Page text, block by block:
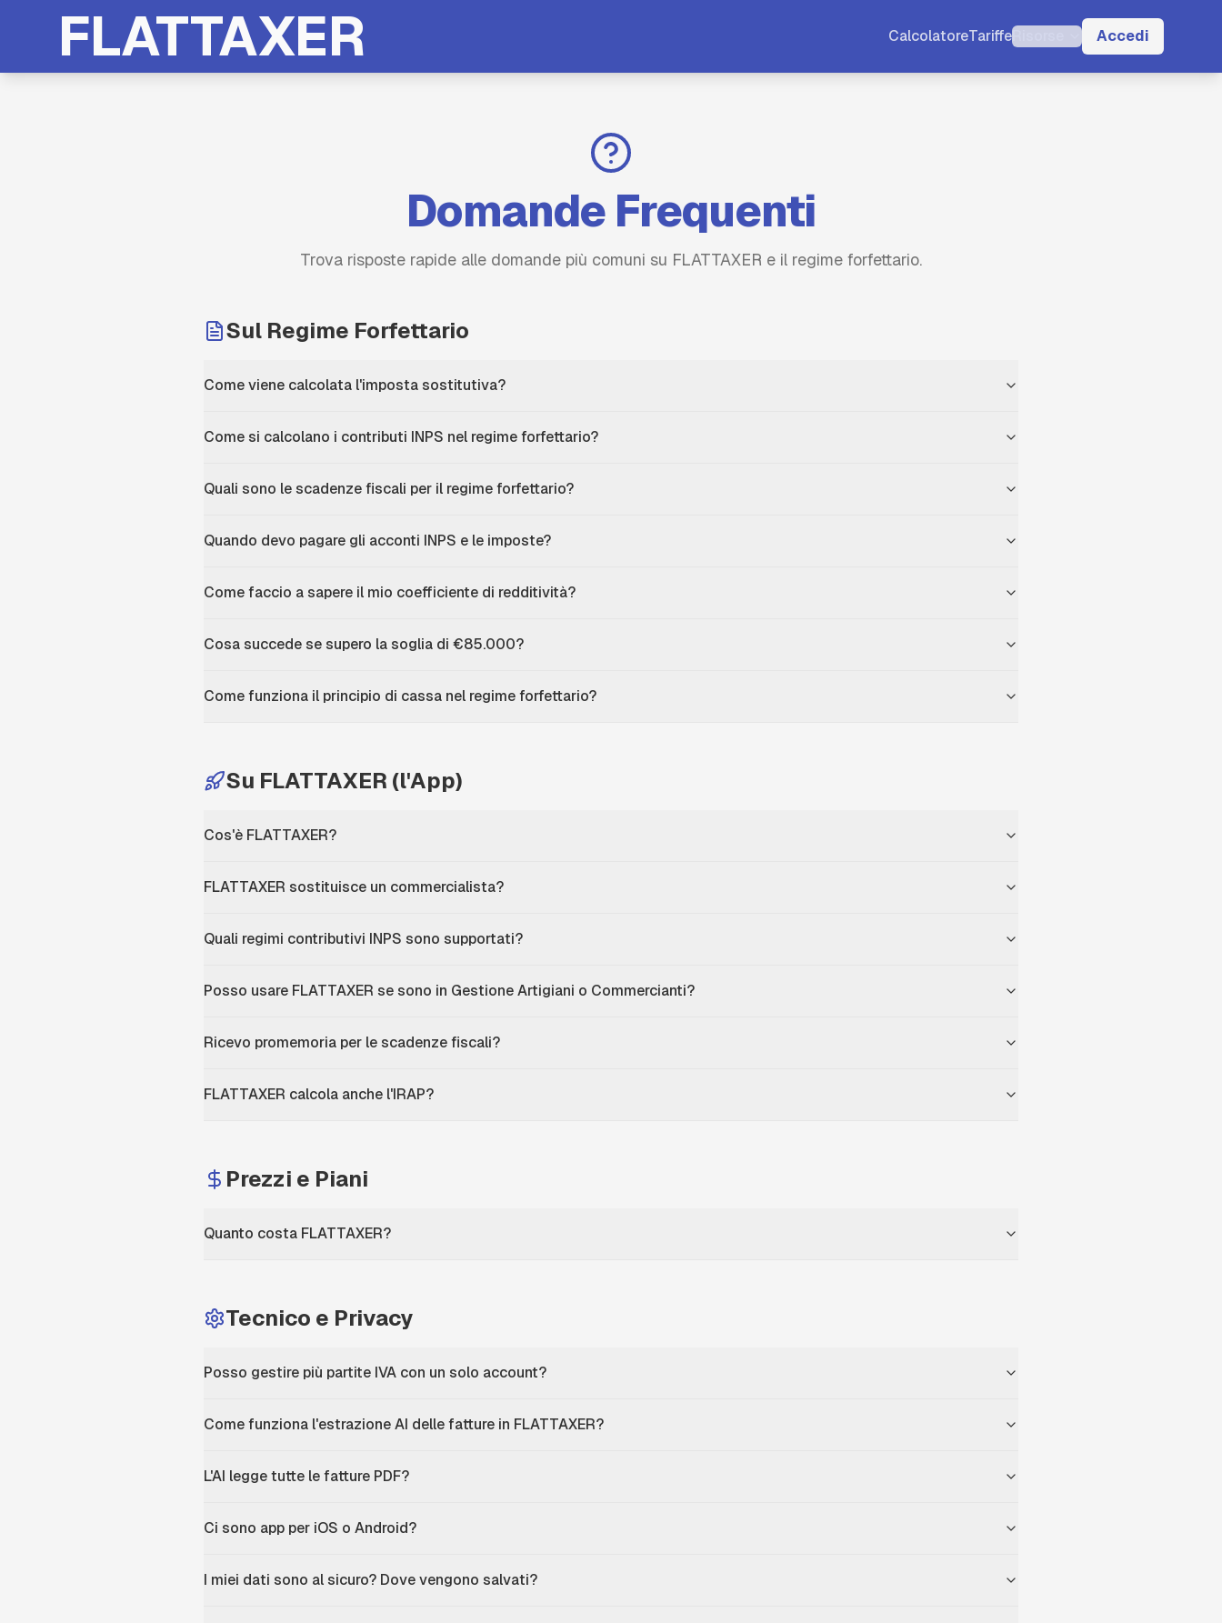
FLATTAXER CalcolatoreTariffeRisorse Accedi
Domande Frequenti
Trova risposte rapide alle domande più comuni su FLATTAXER e il regime forfettario.
Sul Regime Forfettario
Come viene calcolata l'imposta sostitutiva?
Come si calcolano i contributi INPS nel regime forfettario?
Quali sono le scadenze fiscali per il regime forfettario?
Quando devo pagare gli acconti INPS e le imposte?
Come faccio a sapere il mio coefficiente di redditività?
Cosa succede se supero la soglia di €85.000?
Come funziona il principio di cassa nel regime forfettario?
Su FLATTAXER (l'App)
Cos'è FLATTAXER?
FLATTAXER sostituisce un commercialista?
Quali regimi contributivi INPS sono supportati?
Posso usare FLATTAXER se sono in Gestione Artigiani o Commercianti?
Ricevo promemoria per le scadenze fiscali?
FLATTAXER calcola anche l'IRAP?
Prezzi e Piani
Quanto costa FLATTAXER?
Tecnico e Privacy
Posso gestire più partite IVA con un solo account?
Come funziona l'estrazione AI delle fatture in FLATTAXER?
L'AI legge tutte le fatture PDF?
Ci sono app per iOS o Android?
I miei dati sono al sicuro? Dove vengono salvati?